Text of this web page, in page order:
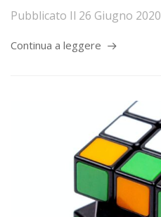
Pubblicato Il 26 Giugno 2020
Continua a leggere